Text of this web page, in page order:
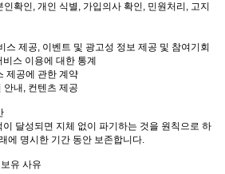
확인, 개인 식별, 가입의사 확인, 민원처리, 고지
스 제공, 이벤트 및 광고성 정보 제공 및 참여기회
스 이용에 대한 통계
제공에 관한 계약
안내, 컨텐츠 제공
달성되면 지체 없이 파기하는 것을 원칙으로 하
에 명시한 기간 동안 보존합니다.
유 사유